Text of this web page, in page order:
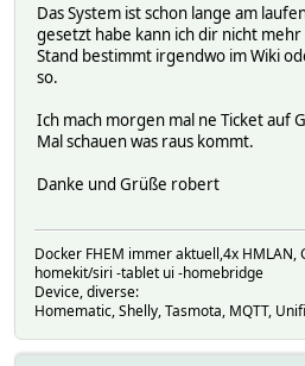
Das System ist schon lange am
gesetzt habe kann ich dir nicht mehr
Stand bestimmt irgendwo im Wiki
so.
Ich mach morgen mal ne Ticket auf
Mal schauen was raus kommt.
Danke und Grüße robert
Docker FHEM immer aktuell,4x HMLAN,
homekit/siri -tablet ui -homebridge
Device, diverse:
Homematic, Shelly, Tasmota, MQTT,